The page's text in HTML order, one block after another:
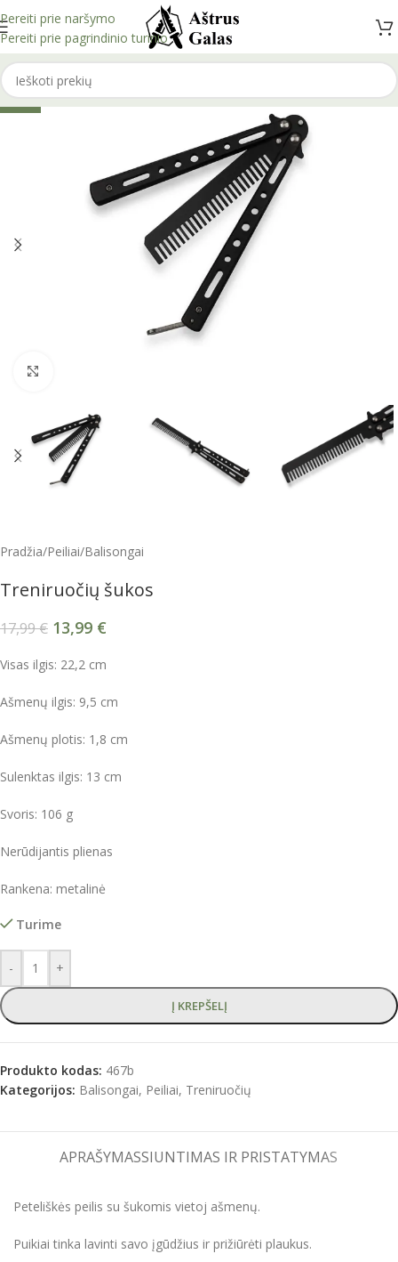
Pereiti prie naršymo
Pereiti prie pagrindinio turinio
Pradžia/Peiliai/Balisongai
Treniruočių šukos
17,99€ 13,99 €
Visas ilgis: 22,2 cm
Ašmenų ilgis: 9,5 cm
Ašmenų plotis: 1,8 cm
Sulenktas ilgis: 13 cm
Svoris: 106 g
Nerūdijantis plienas
Rankena: metalinė
Turime
- +
Į KREPŠELĮ
Produkto kodas: 467b
Kategorijos: Balisongai, Peiliai, Treniruočių
APRAŠYMASSIUNTIMAS IR PRISTATYMAS
Peteliškės peilis su šukomis vietoj ašmenų.
Puikiai tinka lavinti savo įgūdžius ir prižiūrėti plaukus.